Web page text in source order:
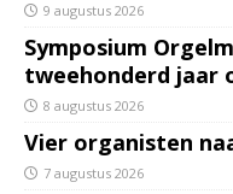
9 augustus 2026
Symposium
tweehonderd jaar
8 augustus 2026
Vier organisten
7 augustus 2026